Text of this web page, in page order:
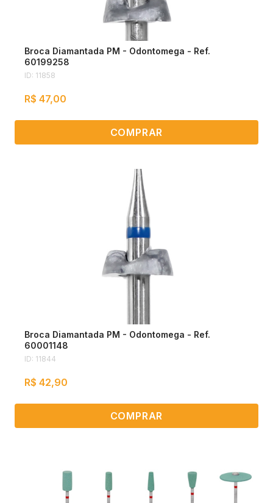
Broca Diamantada PM - Odontomega - Ref.
60199258
ID: 11858
R$ 47,00
COMPRAR
Broca Diamantada PM - Odontomega - Ref.
60001148
ID: 11844
R$ 42,90
COMPRAR